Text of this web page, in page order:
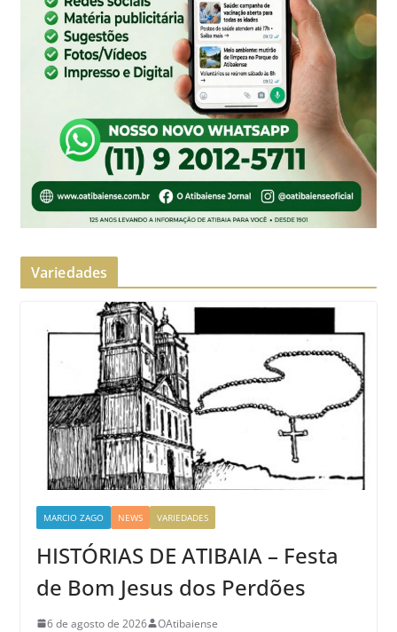
Variedades
MARCIO ZAGO NEWS VARIEDADES
HISTÓRIAS DE ATIBAIA – Festa
de Bom Jesus dos Perdões
6 de agosto de 2026 OAtibaiense